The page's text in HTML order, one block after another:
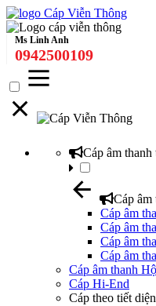
Ms Linh Anh
0942500109
Cáp âm
Cáp âm
Cáp âm
Cáp âm
Cáp âm
Cáp âm
Cáp âm thanh
Cáp Hi-End
Cáp theo tiết